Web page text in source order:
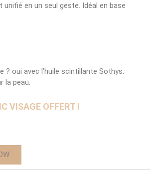
en un seul geste. Idéal en base
? oui avec l’huile scintillante Sothys.
la peau.
VISAGE OFFERT !